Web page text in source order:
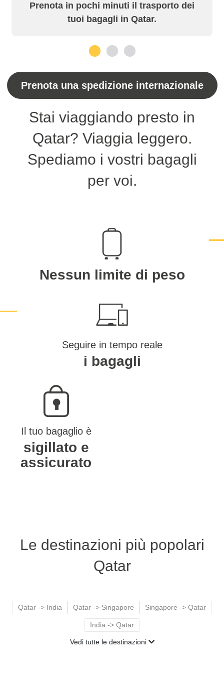
Prenota in pochi minuti il trasporto dei
tuoi bagagli in Qatar.
Prenota una spedizione internazionale
Stai viaggiando presto in
Qatar? Viaggia leggero.
Spediamo i vostri bagagli
per voi.
Nessun limite di peso
Seguire in tempo reale
i bagagli
Il tuo bagaglio è
sigillato e
assicurato
Le destinazioni più popolari
Qatar
Qatar -> India Qatar -> Singapore Singapore -> Qatar
India -> Qatar
Vedi tutte le destinazioni